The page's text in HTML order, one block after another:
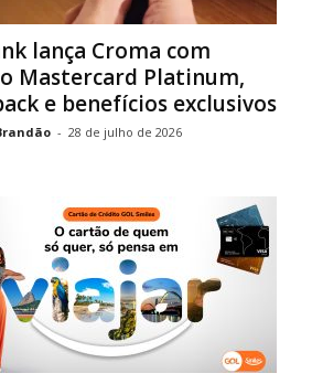
lança Croma com
Mastercard Platinum,
e benefícios exclusivos
- 28 de julho de 2026